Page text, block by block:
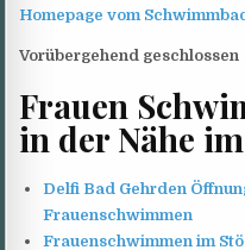
Homepage vom
Vorübergehend geschlossen
Frauen
in der Nähe
Delfi Bad Gehrden
Frauenschwimmen
Frauenschwimmen im